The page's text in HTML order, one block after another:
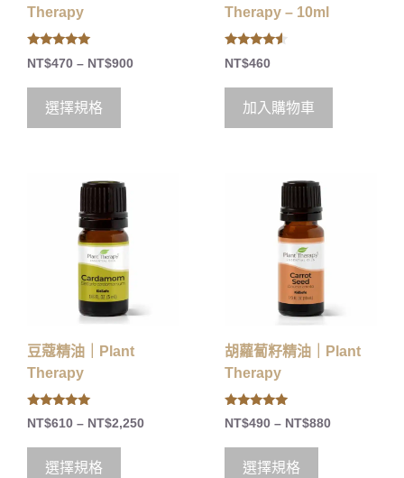
Therapy
5.00
out of 5
NT$470 – NT$900
選擇規格
Therapy – 10ml
4.33
out of 5
NT$460
加入購物車
豆蔻精油｜Plant
Therapy
5.00
out of 5
NT$610 – NT$2,250
選擇規格
胡蘿蔔籽精油｜Plant
Therapy
5.00
out of 5
NT$490 – NT$880
選擇規格